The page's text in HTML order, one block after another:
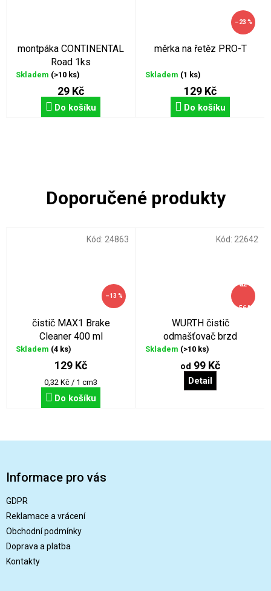
–13 %
čistič MAX1 Brake
Cleaner 400 ml
Skladem (4 ks)
129 Kč
Měrná
cena:
0,32 Kč / 1 cm3
Do košíku
Kód: 24863
až
–56 %
WURTH čistič
odmašťovač brzd
Skladem (>10 ks)
od 99 Kč
Detail
Kód: 22642
montpáka CONTINENTAL
Road 1ks
Skladem (>10 ks)
29 Kč
Do košíku
–23 %
měrka na řetěz PRO-T
Skladem (1 ks)
129 Kč
Do košíku
Informace pro vás
GDPR
Reklamace a vrácení
Obchodní podmínky
Doprava a platba
Kontakty